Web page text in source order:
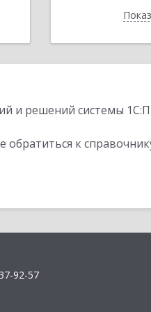
и решений системы
к
92-57